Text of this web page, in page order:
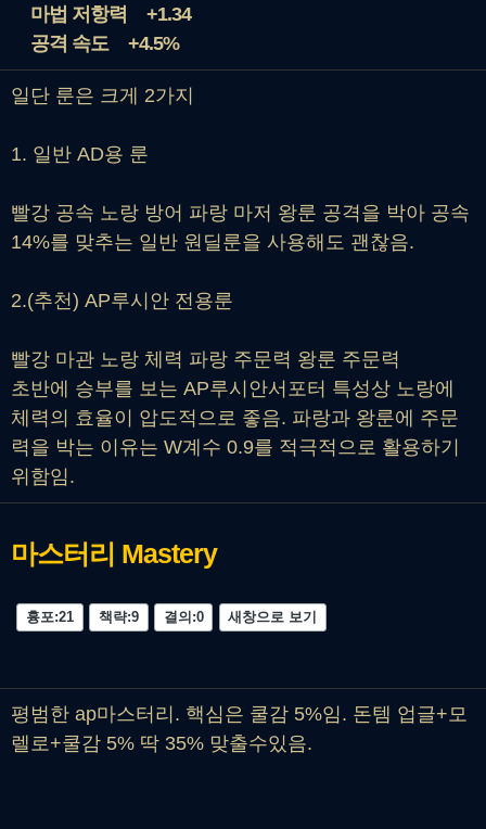
마법 저항력
+1.34
공격 속도
+4.5%
일단 룬은 크게 2가지
1. 일반 AD용 룬
빨강 공속 노랑 방어 파랑 마저 왕룬 공격을 박아 공속
14%를 맞추는 일반 원딜룬을 사용해도 괜찮음.
2.(추천) AP루시안 전용룬
빨강 마관 노랑 체력 파랑 주문력 왕룬 주문력
초반에 승부를 보는 AP루시안서포터 특성상 노랑에
체력의 효율이 압도적으로 좋음. 파랑과 왕룬에 주문
력을 박는 이유는 W계수 0.9를 적극적으로 활용하기
위함임.
마스터리 Mastery
흉포:21 책략:9 결의:0 새창으로 보기
평범한 ap마스터리. 핵심은 쿨감 5%임. 돈템 업글+모
렐로+쿨감 5% 딱 35% 맞출수있음.